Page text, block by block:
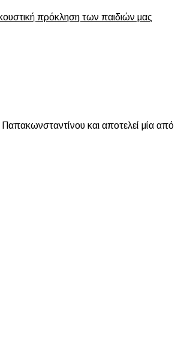
πρόκληση των παιδιών μας
και αποτελεί μία από